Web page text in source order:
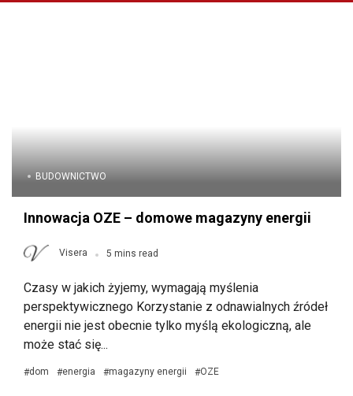
BUDOWNICTWO
Innowacja OZE – domowe magazyny energii
Visera 5 mins read
Czasy w jakich żyjemy, wymagają myślenia
perspektywicznego Korzystanie z odnawialnych źródeł
energii nie jest obecnie tylko myślą ekologiczną, ale
może stać się...
#dom #energia #magazyny energii #OZE